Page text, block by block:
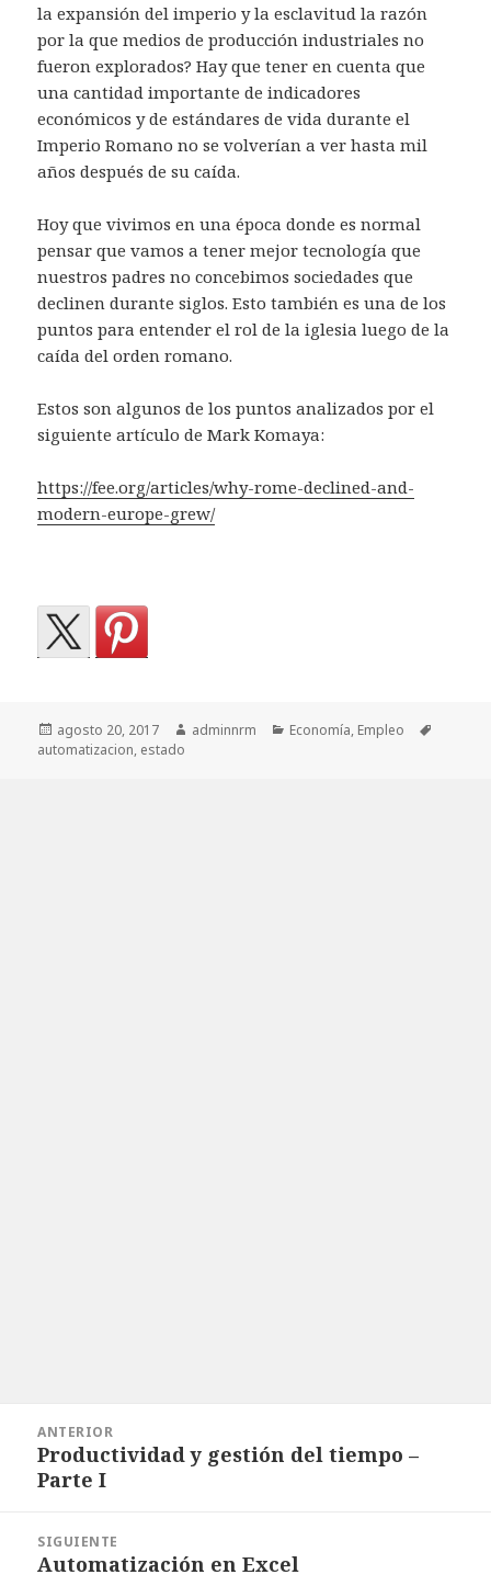
la expansión del imperio y la esclavitud la razón
por la que medios de producción industriales no
fueron explorados? Hay que tener en cuenta que
una cantidad importante de indicadores
económicos y de estándares de vida durante el
Imperio Romano no se volverían a ver hasta mil
años después de su caída.
Hoy que vivimos en una época donde es normal
pensar que vamos a tener mejor tecnología que
nuestros padres no concebimos sociedades que
declinen durante siglos. Esto también es una de los
puntos para entender el rol de la iglesia luego de la
caída del orden romano.
Estos son algunos de los puntos analizados por el
siguiente artículo de Mark Komaya:
https://fee.org/articles/why-rome-declined-and-
modern-europe-grew/
Publicado
el
agosto 20, 2017 Autor
adminnrm Categorías
Economía, Empleo
automatizacion, estado
entradas
ANTERIOR
Entrada
anterior:
Productividad y gestión del tiempo –
Parte I
SIGUIENTE
Entrada
Automatización en Excel